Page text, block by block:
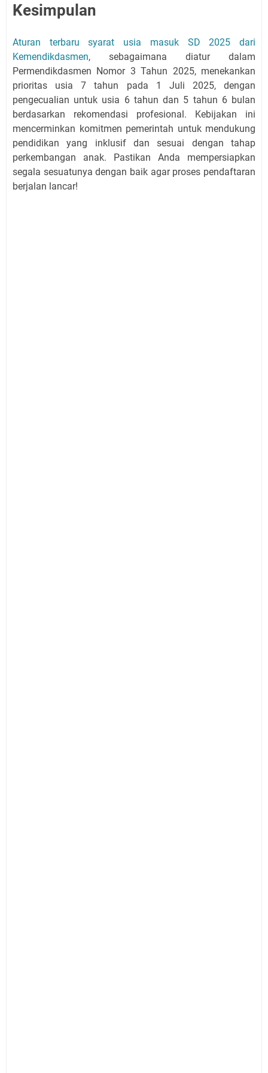
Kesimpulan
Aturan terbaru syarat usia masuk SD 2025 dari
Kemendikdasmen, sebagaimana diatur dalam
Permendikdasmen Nomor 3 Tahun 2025, menekankan
prioritas usia 7 tahun pada 1 Juli 2025, dengan
pengecualian untuk usia 6 tahun dan 5 tahun 6 bulan
berdasarkan rekomendasi profesional. Kebijakan ini
mencerminkan komitmen pemerintah untuk mendukung
pendidikan yang inklusif dan sesuai dengan tahap
perkembangan anak. Pastikan Anda mempersiapkan
segala sesuatunya dengan baik agar proses pendaftaran
berjalan lancar!